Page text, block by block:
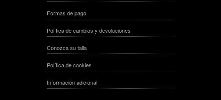
Formas de pago
Política de cambios y devoluciones
Conozca su talla
Política de cookies
Información adicional